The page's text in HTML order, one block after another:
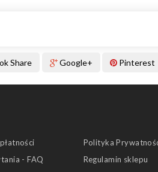
Share Google+ Pinterest
- FAQ
Polityka
Regulamin sklepu